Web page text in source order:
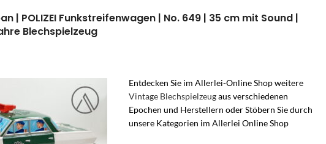
| POLIZEI Funkstreifenwagen | No. 649 | 35 cm mit Sound |
Blechspielzeug
Entdecken Sie im Allerlei-Online Shop weitere
Vintage Blechspielzeugaus verschiedenen
Epochen und Herstellern oder Stöbern Sie durch
unsere Kategorien im Allerlei Online Shop